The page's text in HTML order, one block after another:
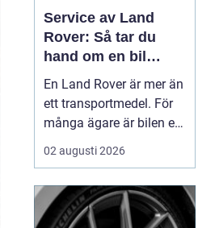
Service av Land
Rover: Så tar du
hand om en bil
byggd för tuffa
uppdrag
En Land Rover är mer än
ett transportmedel. För
många ägare är bilen ett
arbetsredskap, ett
fritidsprojekt och en del
spelar service en
avgörande roll. Rätt
02 augusti 2026